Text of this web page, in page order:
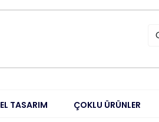
TASARIM ÇOKLU ÜRÜNLER